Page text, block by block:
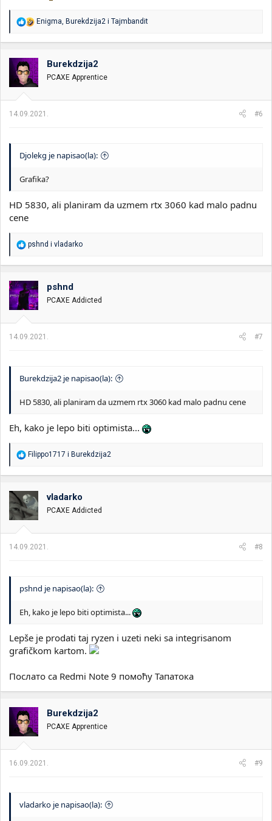
R
o
v
a
n
j
:
Enigma Burekdzija2 i Tajmbandit
Burekdzija2
PCAXE Apprentice
14.09.2021. #6
Djolekg je napisao(la):
Grafika?
HD 5830, ali planiram da uzmem rtx 3060 kad malo padnu
cene
R
o
v
a
n
:
pshnd i vladarko
pshnd
PCAXE Addicted
14.09.2021. #7
Burekdzija2 je napisao(la):
HD 5830, ali planiram da uzmem rtx 3060 kad malo padnu cene
Eh, kako je lepo biti optimista...
R
o
v
a
n
:
Filippo1717 i Burekdzija2
vladarko
PCAXE Addicted
14.09.2021. #8
pshnd je napisao(la):
Eh, kako je lepo biti optimista...
Lepše je prodati taj ryzen i uzeti neki sa integrisanom
grafičkom kartom.
Послато са Redmi Note 9 помоћу Тапатока
Burekdzija2
PCAXE Apprentice
16.09.2021. #9
vladarko je napisao(la):